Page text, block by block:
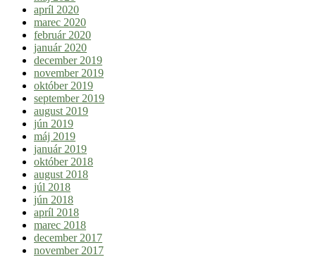
apríl 2020
marec 2020
február 2020
január 2020
december 2019
november 2019
október 2019
september 2019
august 2019
jún 2019
máj 2019
január 2019
október 2018
august 2018
júl 2018
jún 2018
apríl 2018
marec 2018
december 2017
november 2017